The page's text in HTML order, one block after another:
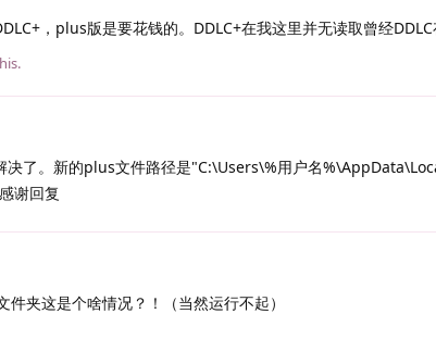
，plus版是要花钱的。DDLC+在我这里并无读取曾经DDLC
决了。新的plus文件路径是"C:\Users\%用户名
谢回复
夹这是个啥情况？！（当然运行不起）